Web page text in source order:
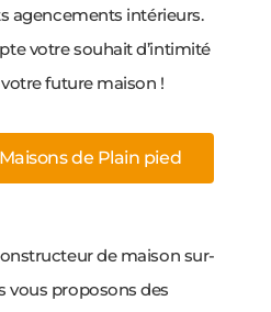
agencements intérieurs.
votre souhait d’intimité
future maison !
de Plain pied
de maison sur-
vous proposons des